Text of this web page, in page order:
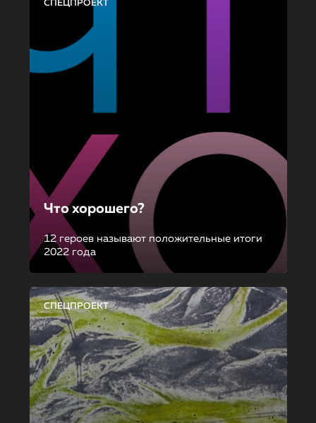
СПЕЦПРОЕКТ
Что хорошего?
12 героев называют положительные итоги
2022 года
СПЕЦПРОЕКТ